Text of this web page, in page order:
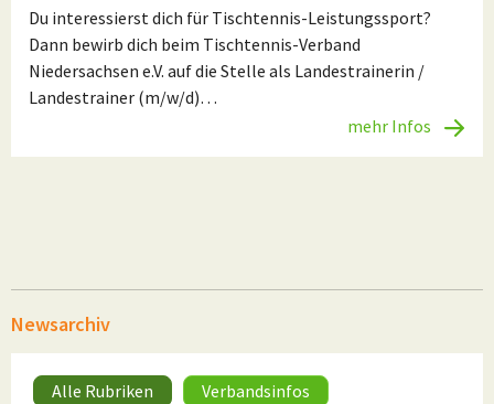
Du interessierst dich für Tischtennis-Leistungssport?
Dann bewirb dich beim Tischtennis-Verband
Niedersachsen e.V. auf die Stelle als Landestrainerin /
Landestrainer (m/w/d)…
mehr Infos
Newsarchiv
Alle Rubriken
Verbandsinfos